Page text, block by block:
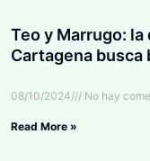
Teo y Marrugo: la
Cartagena busca
08/10/2024 No hay
Read More »